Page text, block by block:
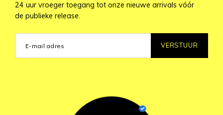
24 uur vroeger toegang tot onze nieuwe arrivals vóór
de publieke release.
VERSTUUR